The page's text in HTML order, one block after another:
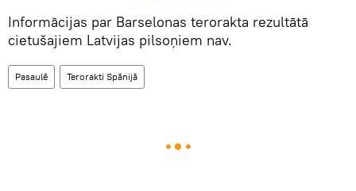
​Informācijas par Barselonas terorakta rezultātā
cietušajiem Latvijas pilsoņiem nav.
Pasaulē Terorakti Spānijā